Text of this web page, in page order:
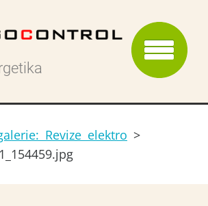
Revize elektro >